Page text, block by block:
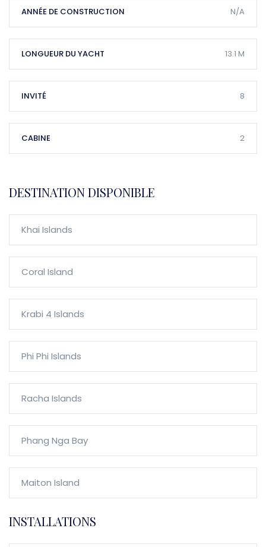
ANNÉE DE CONSTRUCTION N/A
LONGUEUR DU YACHT 13.1 M
INVITÉ 8
CABINE 2
DESTINATION DISPONIBLE
Khai Islands
Coral Island
Krabi 4 Islands
Phi Phi Islands
Racha Islands
Phang Nga Bay
Maiton Island
INSTALLATIONS